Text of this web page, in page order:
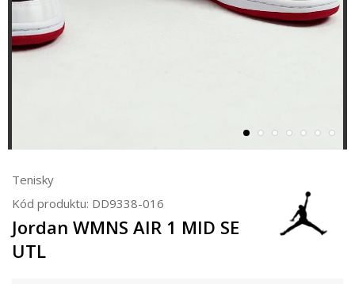
Tenisky
Kód produktu: DD9338-016
Jordan WMNS AIR 1 MID SE
UTL